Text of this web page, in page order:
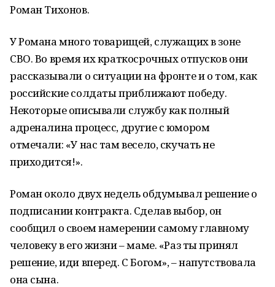
Роман Тихонов.
У Романа много товарищей, служащих в зоне
СВО. Во время их краткосрочных отпусков они
рассказывали о ситуации на фронте и о том, как
российские солдаты приближают победу.
Некоторые описывали службу как полный
адреналина процесс, другие с юмором
отмечали: «У нас там весело, скучать не
приходится!».
Роман около двух недель обдумывал решение о
подписании контракта. Сделав выбор, он
сообщил о своем намерении самому главному
человеку в его жизни – маме. «Раз ты принял
решение, иди вперед. С Богом», – напутствовала
она сына.